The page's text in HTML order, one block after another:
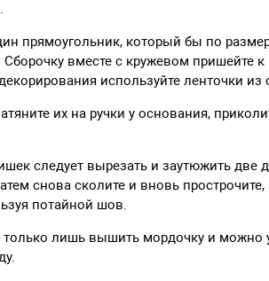
прямоугольник, который бы по
Сборочку вместе с кружевом пришейте
используйте ленточки из
их на ручки у основания,
следует вырезать и заутюжить две
снова сколите и вновь
потайной шов.
только лишь вышить мордочку и можно